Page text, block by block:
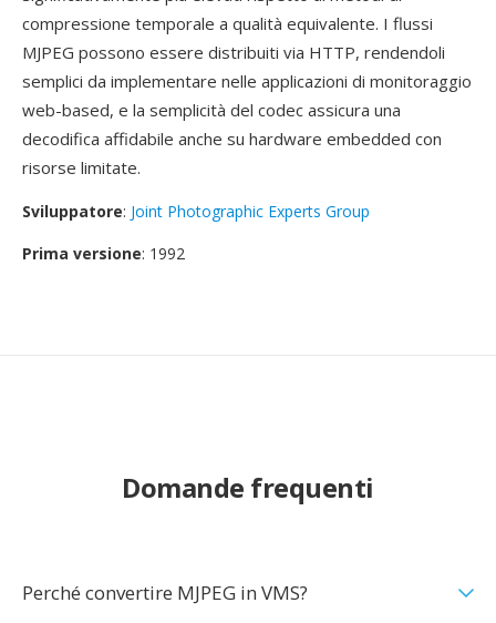
compressione temporale a qualità equivalente. I flussi
MJPEG possono essere distribuiti via HTTP, rendendoli
semplici da implementare nelle applicazioni di monitoraggio
web-based, e la semplicità del codec assicura una
decodifica affidabile anche su hardware embedded con
risorse limitate.
Sviluppatore: Joint Photographic Experts Group
Prima versione: 1992
Domande frequenti
Perché convertire MJPEG in VMS?